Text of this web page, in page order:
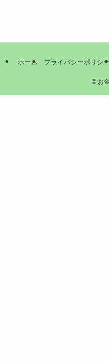
ホーム プライバシーポリシー
©お